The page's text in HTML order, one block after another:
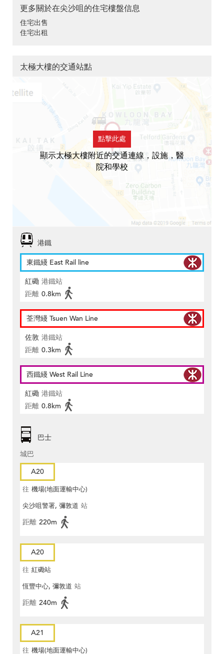
更多關於在尖沙咀的住宅樓盤信息
住宅出售
住宅出租
太極大樓的交通站點
點擊此處
顯示太極大樓附近的交通連線，設施，醫
院和學校
港鐵
東鐵綫 East Rail line
紅磡 港鐵站
距離 0.8km
荃灣綫 Tsuen Wan Line
佐敦 港鐵站
距離 0.3km
西鐵綫 West Rail Line
紅磡 港鐵站
距離 0.8km
巴士
城巴
A20
往 機場(地面運輸中心)
尖沙咀警署, 彌敦道 站
距離 220m
A20
往 紅磡站
恆豐中心, 彌敦道 站
距離 240m
A21
往 機場(地面運輸中心)